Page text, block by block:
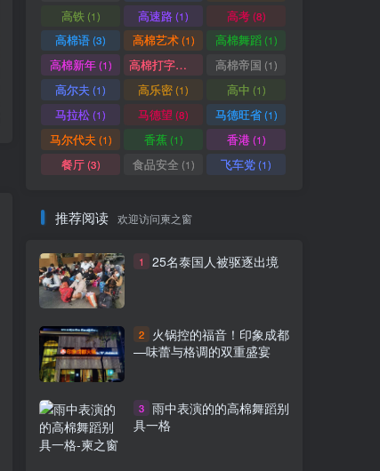
柬埔寨金港高速公路8个入口列表附详细地图定位 柬埔寨工人2024年最低薪资涨至204美元
高铁(1) 高速路(1) 高考(8)
高棉语(3) 高棉艺术(1) 高棉舞蹈(1)
高棉新年(1) 高棉打字机 高棉帝国 (1)
高尔夫 (1) 高乐密(1) 高中 (1)
马拉松(1) 马德望 (8) 马德旺省(1)
马尔代夫 (1) 香蕉(1) 香港(1)
餐厅(3) 食品安全 (1) 飞车党(1)
推荐阅读 欢迎访问柬之窗
1 25名泰国人被驱逐出境
2
火锅控的福音！印象成都
—味蕾与格调的双重盛宴
3 雨中表演的的高棉舞蹈别
具一格